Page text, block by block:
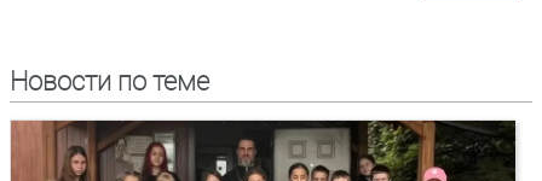
Новости по теме